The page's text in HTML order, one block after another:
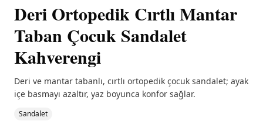
Deri Ortopedik Cırtlı Mantar
Taban Çocuk Sandalet
Kahverengi
Deri ve mantar tabanlı, cırtlı ortopedik çocuk sandalet; ayak
içe basmayı azaltır, yaz boyunca konfor sağlar.
Sandalet